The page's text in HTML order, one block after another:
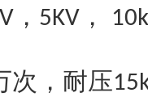
， 5KV ，
次，耐压